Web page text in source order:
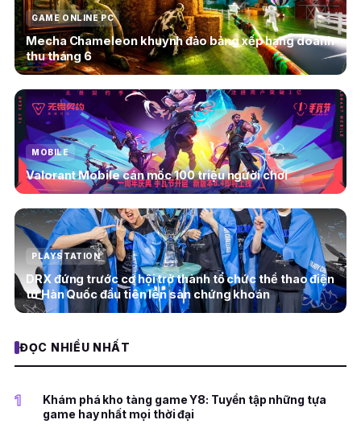
GAME ONLINE PC
Mecha Chameleon khuynh đảo bảng xếp hạng doanh
thu tháng 6
MOBILE
Valorant Mobile cán mốc 100 triệu người chơi
PLAYSTATION
DRX đứng trước cơ hội trở thành tổ chức thể thao điện
tử Hàn Quốc đầu tiên lên sàn chứng khoán
ĐỌC NHIỀU NHẤT
1
Khám phá kho tàng game Y8: Tuyển tập những tựa
game hay nhất mọi thời đại